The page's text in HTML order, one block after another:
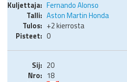
Fernando Alonso
Aston Martin Honda
+2 kierrosta
0
20
18